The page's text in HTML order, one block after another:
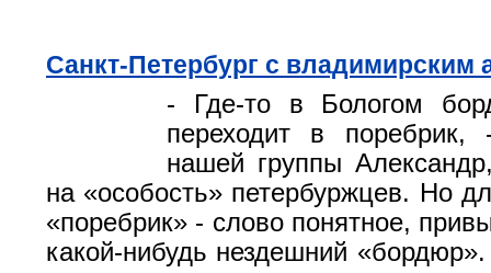
Санкт-Петербург с владимирским
- Где-то в Бологом
переходит в
нашей группы
на «особость» петербуржцев. Но
«поребрик» - слово понятное,
какой-нибудь нездешний